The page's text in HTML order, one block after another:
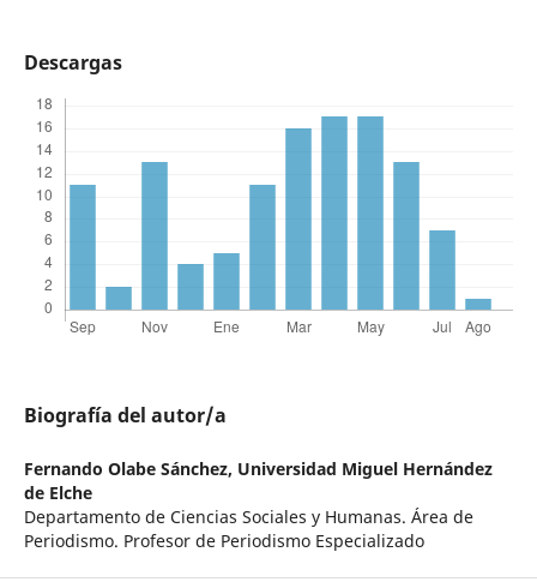
Descargas
Biografía del autor/a
Fernando Olabe Sánchez, Universidad Miguel Hernández
de Elche
Departamento de Ciencias Sociales y Humanas. Área de
Periodismo. Profesor de Periodismo Especializado